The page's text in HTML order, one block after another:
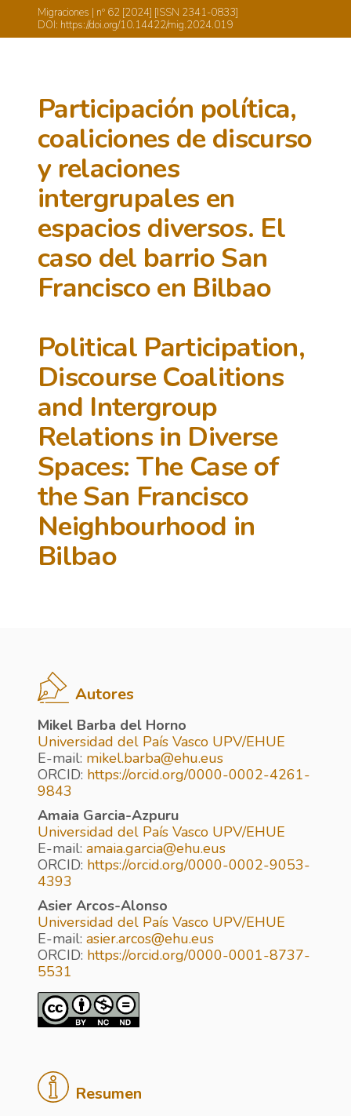
Migraciones | nº 62 [2024] [ISSN 2341-0833]
DOI: https://doi.org/10.14422/mig.2024.019
Participación política,
coaliciones de discurso
y relaciones
intergrupales en
espacios diversos. El
caso del barrio San
Francisco en Bilbao
Political Participation,
Discourse Coalitions
and Intergroup
Relations in Diverse
Spaces: The Case of
the San Francisco
Neighbourhood in
Bilbao
Autores
Mikel Barba del Horno
Universidad del País Vasco UPV/EHUE
E-mail: mikel.barba@ehu.eus
ORCID: https://orcid.org/0000-0002-4261-
9843
Amaia Garcia-Azpuru
Universidad del País Vasco UPV/EHUE
E-mail: amaia.garcia@ehu.eus
ORCID: https://orcid.org/0000-0002-9053-
4393
Asier Arcos-Alonso
Universidad del País Vasco UPV/EHUE
E-mail: asier.arcos@ehu.eus
ORCID: https://orcid.org/0000-0001-8737-
5531
Resumen